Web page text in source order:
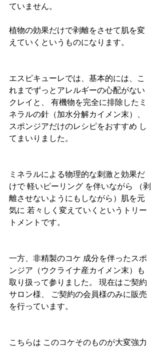
ていません。
植物の効果だけで剥離をさせて肌を変
えていくというものになります。
エスピキューレでは、基本的には、こ
れまでずっとアレルギーの心配がない
クレイと、 有機物を完全に排除したミ
ネラルの針（加水分解カイメン末）、
スポンジアだけのレシピをおすすめ し
てまいりました。
ミネラルによる物理的な刺激と効果だ
けで 軽いピーリング を伴いながら （剥
離させないようにもしながら）肌を元
気に 若々しく変えていくというトリー
トメントです。
一方、非精製のコケ 成分を伴ったスポ
ンジア（ウクライナ産カイメン末）も
取り扱って参りました。 現在はご契約
サロン様、 ご契約の会員様のみに販売
を行っています。
こちらは このコケそのものが大変強力